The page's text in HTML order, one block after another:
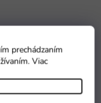
prechádzaním
Viac